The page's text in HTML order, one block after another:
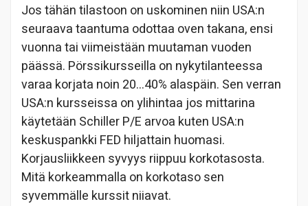
Jos tähän tilastoon on uskominen niin USA:n
seuraava taantuma odottaa oven takana, ensi
vuonna tai viimeistään muutaman vuoden
päässä. Pörssikursseilla on nykytilanteessa
varaa korjata noin 20…40% alaspäin. Sen verran
USA:n kursseissa on ylihintaa jos mittarina
käytetään Schiller P/E arvoa kuten USA:n
keskuspankki FED hiljattain huomasi.
Korjausliikkeen syvyys riippuu korkotasosta.
Mitä korkeammalla on korkotaso sen
syvemmälle kurssit niiavat.